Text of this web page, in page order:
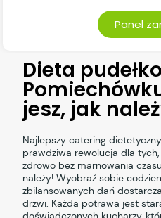
Panel
Dieta
jesz, jak
Najlepszy catering
prawdziwa rewolucja dla
zdrowo bez marnowania
należy! Wyobraź sobie
zbilansowanych dań
drzwi. Każda potrawa jest